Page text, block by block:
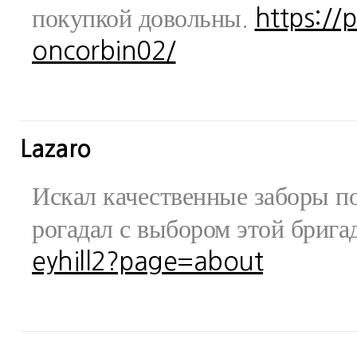
покупкой довольны.
https://
oncorbin02/
Lazaro
Искал качественные заборы
рогадал с выбором этой
eyhill2?page=about